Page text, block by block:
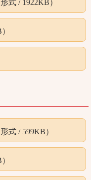
式 / 1922KB）
式 / 599KB）